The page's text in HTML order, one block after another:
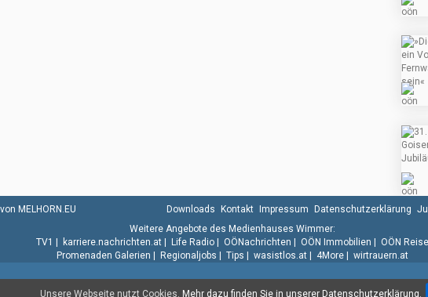
Unsere Webseite nutzt Cookies. Mehr dazu finden Sie in unserer Datenschutzerklärung.
MELHORN.EU Downloads Kontakt Impressum Datenschutzerklärung
Weitere Angebote des Medienhauses Wimmer:
TV1 | karriere.nachrichten.at | Life Radio | OÖNachrichten | OÖN Immobilien | OÖN Reise
Promenaden Galerien | Regionaljobs | Tips | wasistlos.at | 4More | wirtrauern.at